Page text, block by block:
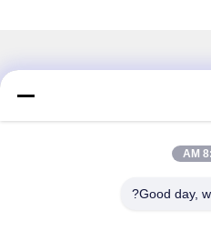
منطقه A، طبقه 9، ساختمان G، پارک صنعتی گوانچنگ با کربن
گونگ مینگ، منطقه گوانگ مینگ،
Good day,